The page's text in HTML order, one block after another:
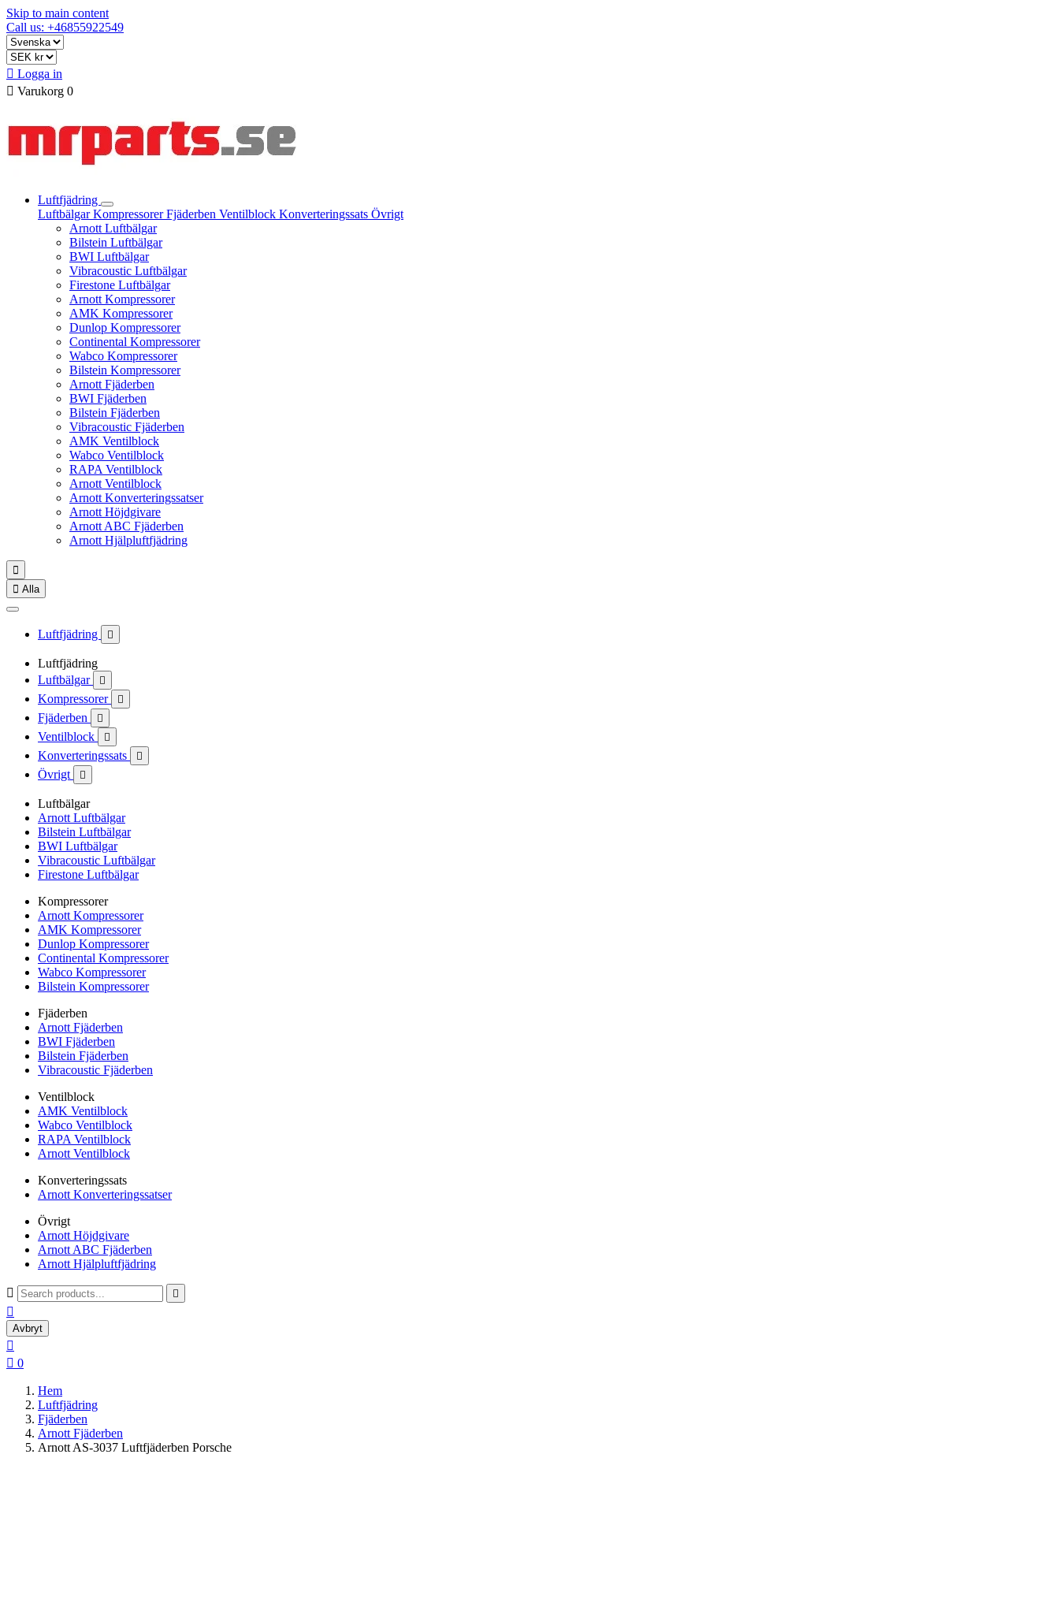
Skip to main content
Call us: +46855922549
 Logga in
 Varukorg 0
Luftfjädring
LuftbälgarKompressorerFjäderben Ventilblock Konverteringssats Övrigt
Arnott Luftbälgar
Bilstein Luftbälgar
BWI Luftbälgar
Vibracoustic Luftbälgar
Firestone Luftbälgar
Arnott Kompressorer
AMK Kompressorer
Dunlop Kompressorer
Continental Kompressorer
Wabco Kompressorer
Bilstein Kompressorer
Arnott Fjäderben
BWI Fjäderben
Bilstein Fjäderben
Vibracoustic Fjäderben
AMK Ventilblock
Wabco Ventilblock
RAPA Ventilblock
Arnott Ventilblock
Arnott Konverteringssatser
Arnott Höjdgivare
Arnott ABC Fjäderben
Arnott Hjälpluftfjädring

 Alla
Luftfjädring 
Luftfjädring
Luftbälgar

Kompressorer 
Fjäderben 
Ventilblock 
Konverteringssats 
Övrigt 
Luftbälgar
Arnott Luftbälgar
Bilstein Luftbälgar
BWI Luftbälgar
Vibracoustic Luftbälgar
Firestone Luftbälgar
Kompressorer
Arnott Kompressorer
AMK Kompressorer
Dunlop Kompressorer
Continental Kompressorer
Wabco Kompressorer
Bilstein Kompressorer
Fjäderben
Arnott Fjäderben
BWI Fjäderben
Bilstein Fjäderben
Vibracoustic Fjäderben
Ventilblock
AMK Ventilblock
Wabco Ventilblock
RAPA Ventilblock
Arnott Ventilblock
Konverteringssats
Arnott Konverteringssatser
Övrigt
Arnott Höjdgivare
Arnott ABC Fjäderben
Arnott Hjälpluftfjädring
 

Avbryt

 0
Hem
Luftfjädring
Fjäderben
Arnott Fjäderben
Arnott AS-3037 Luftfjäderben Porsche